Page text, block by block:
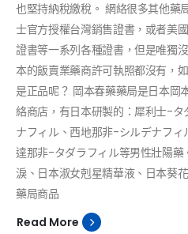
也堅持納稅繳稅。 網絡很多其他藥
士官方授權台灣銷售證書，或者美
證書等一系列各種證書，但是唯獨
本的飯賣業藥商許可執照都沒有，
是正品呢？ 岡本春藥藥局是日本岡
絡商店，有日本研製的：犀利士-
ナフィル、西地那非-シルデナフ
達那非-タダラフィル等男性壯陽
淚、日本淑女剋星精華液、日本葵
藥局商品
Read More